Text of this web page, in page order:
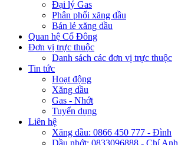
Đại lý Gas
Phân phối xăng dầu
Bán lẻ xăng dầu
Quan hệ Cổ Đông
Đơn vị trực thuộc
Danh sách các đơn vị trực thuộc
Tin tức
Hoạt động
Xăng dầu
Gas - Nhớt
Tuyển dụng
Liên hệ
Xăng dầu: 0866 450 777 - Đình